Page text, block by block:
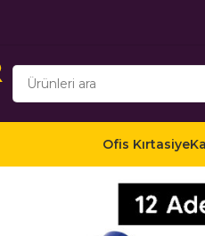
Ofis Kırtasiye